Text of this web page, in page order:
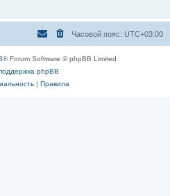
Часовой пояс: UTC+03:00
® Forum Software © phpBB Limited
phpBB
| Правила